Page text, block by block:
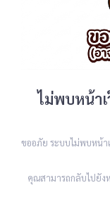
ไม่พบหน้า
ขออภัย ระบบไม่พบหน้า
คุณสามารถกลับไปยัง